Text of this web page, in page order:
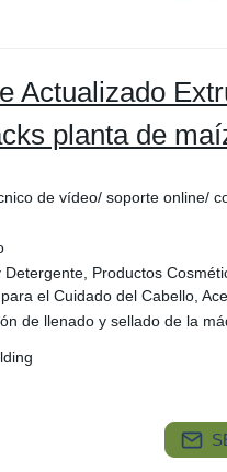
Actualizado
planta de
de vídeo/ soporte online/
Detergente, Productos
el Cuidado del Cabello,
de llenado y sellado de la